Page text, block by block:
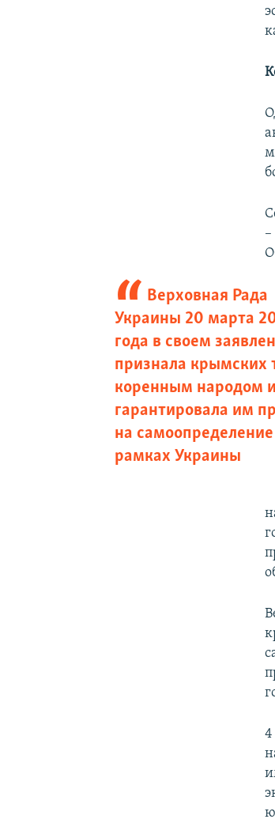
Верховная Рада
Украины 20 марта
года в своем
признала крымских
коренным народом и
гарантировала им
на
рамках Украины
4